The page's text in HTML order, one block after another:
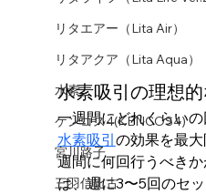
リタエアー（Lita Air）
リタアクア（Lita Aqua）
水素
ケンコス4(KENCOS4)
宮川路子
三羽信比古
水素吸引の理想
一週間にどれくらい
水素吸引の効果を最
週間に何回行うべき
は、週に3〜5回のセ